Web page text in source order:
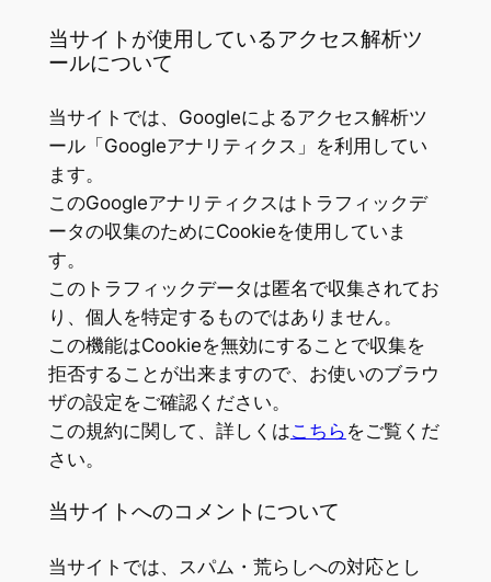
当サイトが使用しているアクセス解析ツ
ールについて
当サイトでは、Googleによるアクセス解析ツ
ール「Googleアナリティクス」を利用してい
ます。
このGoogleアナリティクスはトラフィックデ
ータの収集のためにCookieを使用していま
す。
このトラフィックデータは匿名で収集されてお
り、個人を特定するものではありません。
この機能はCookieを無効にすることで収集を
拒否することが出来ますので、お使いのブラウ
ザの設定をご確認ください。
この規約に関して、詳しくはこちら をご覧くだ
さい。
当サイトへのコメントについて
当サイトでは、スパム・荒らしへの対応とし